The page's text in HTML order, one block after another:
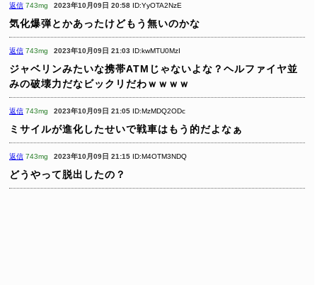
返信 743mg 2023年10月09日 20:58 ID:YyOTA2NzE
気化爆弾とかあったけどもう無いのかな
返信 743mg 2023年10月09日 21:03 ID:kwMTU0MzI
ジャベリンみたいな携帯ATMじゃないよな？ヘルファイヤ並
みの破壊力だなビックリだわｗｗｗｗ
返信 743mg 2023年10月09日 21:05 ID:MzMDQ2ODc
ミサイルが進化したせいで戦車はもう的だよなぁ
返信 743mg 2023年10月09日 21:15 ID:M4OTM3NDQ
どうやって脱出したの？